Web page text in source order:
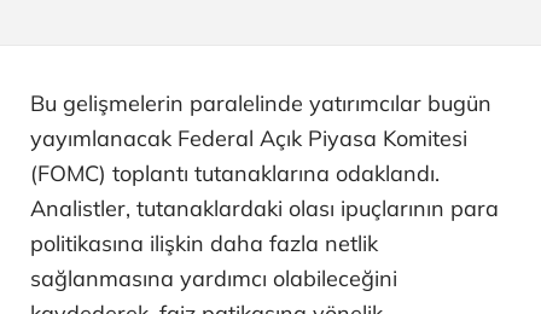
Bu gelişmelerin paralelinde yatırımcılar bugün
yayımlanacak Federal Açık Piyasa Komitesi
(FOMC) toplantı tutanaklarına odaklandı.
Analistler, tutanaklardaki olası ipuçlarının para
politikasına ilişkin daha fazla netlik
sağlanmasına yardımcı olabileceğini